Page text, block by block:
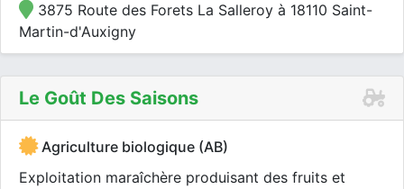
3875 Route des Forets La Salleroy à 18110 Saint-
Martin-d'Auxigny
Le Goût Des Saisons
Agriculture biologique (AB)
Exploitation maraîchère produisant des fruits et